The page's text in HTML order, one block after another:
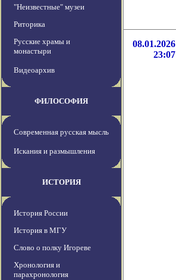
"Неизвестные" музеи
Риторика
Русские храмы и
монастыри
Видеоархив
ФИЛОСОФИЯ
Современная русская мысль
Искания и размышления
ИСТОРИЯ
История России
История в МГУ
Слово о полку Игореве
Хронология и
парахронология
08.01.2026
23:07